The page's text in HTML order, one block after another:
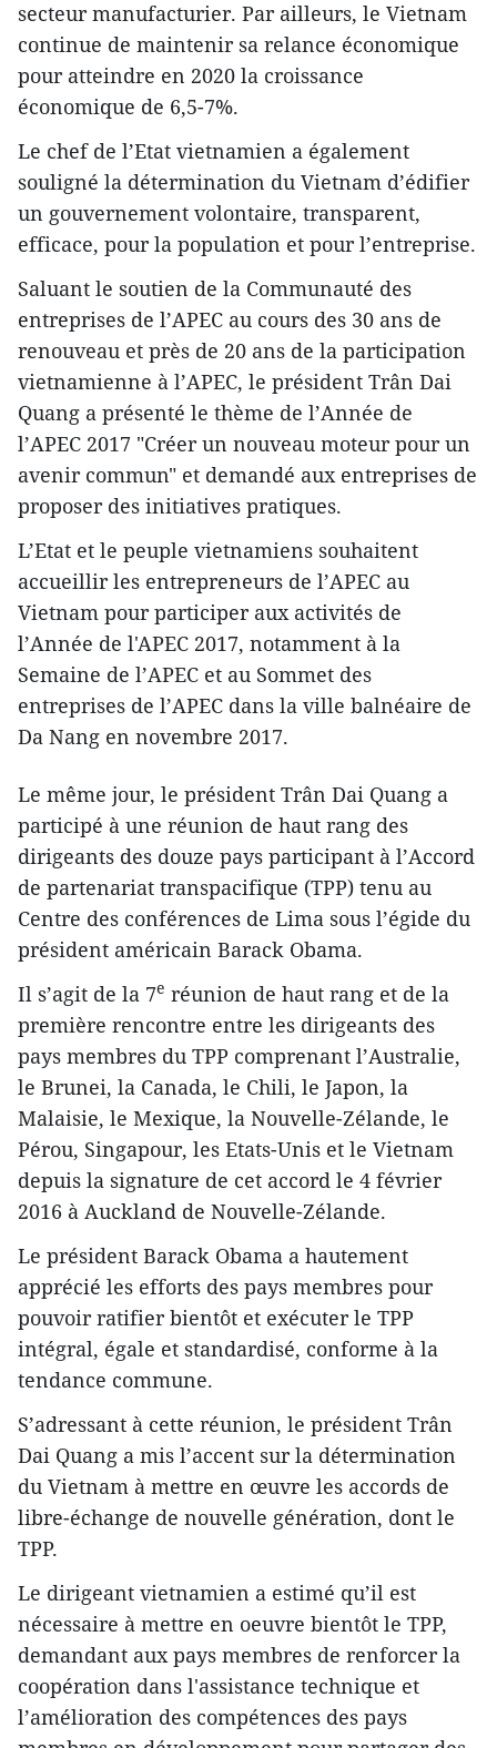
secteur manufacturier. Par ailleurs, le Vietnam
continue de maintenir sa relance économique
pour atteindre en 2020 la croissance
économique de 6,5-7%.
Le chef de l’Etat vietnamien a également
souligné la détermination du Vietnam d’édifier
un gouvernement volontaire, transparent,
efficace, pour la population et pour l’entreprise.
Saluant le soutien de la Communauté des
entreprises de l’APEC au cours des 30 ans de
renouveau et près de 20 ans de la participation
vietnamienne à l’APEC, le président Trân Dai
Quang a présenté le thème de l’Année de
l’APEC 2017 "Créer un nouveau moteur pour un
avenir commun" et demandé aux entreprises de
proposer des initiatives pratiques.
L’Etat et le peuple vietnamiens souhaitent
accueillir les entrepreneurs de l’APEC au
Vietnam pour participer aux activités de
l’Année de l'APEC 2017, notamment à la
Semaine de l’APEC et au Sommet des
entreprises de l’APEC dans la ville balnéaire de
Da Nang en novembre 2017.
Le même jour, le président Trân Dai Quang a
participé à une réunion de haut rang des
dirigeants des douze pays participant à l’Accord
de partenariat transpacifique (TPP) tenu au
Centre des conférences de Lima sous l’égide du
président américain Barack Obama.
Il s’agit de la 7e réunion de haut rang et de la
première rencontre entre les dirigeants des
pays membres du TPP comprenant l’Australie,
le Brunei, la Canada, le Chili, le Japon, la
Malaisie, le Mexique, la Nouvelle-Zélande, le
Pérou, Singapour, les Etats-Unis et le Vietnam
depuis la signature de cet accord le 4 février
2016 à Auckland de Nouvelle-Zélande.
Le président Barack Obama a hautement
apprécié les efforts des pays membres pour
pouvoir ratifier bientôt et exécuter le TPP
intégral, égale et standardisé, conforme à la
tendance commune.
S’adressant à cette réunion, le président Trân
Dai Quang a mis l’accent sur la détermination
du Vietnam à mettre en œuvre les accords de
libre-échange de nouvelle génération, dont le
TPP.
Le dirigeant vietnamien a estimé qu’il est
nécessaire à mettre en oeuvre bientôt le TPP,
demandant aux pays membres de renforcer la
coopération dans l'assistance technique et
l’amélioration des compétences des pays